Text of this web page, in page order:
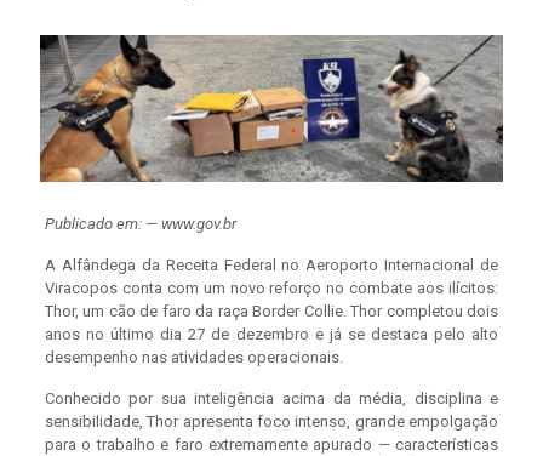
Publicado em: — www.gov.br
A Alfândega da Receita Federal no Aeroporto Internacional de
Viracopos conta com um novo reforço no combate aos ilícitos:
Thor, um cão de faro da raça Border Collie. Thor completou dois
anos no último dia 27 de dezembro e já se destaca pelo alto
desempenho nas atividades operacionais.
Conhecido por sua inteligência acima da média, disciplina e
sensibilidade, Thor apresenta foco intenso, grande empolgação
para o trabalho e faro extremamente apurado — características